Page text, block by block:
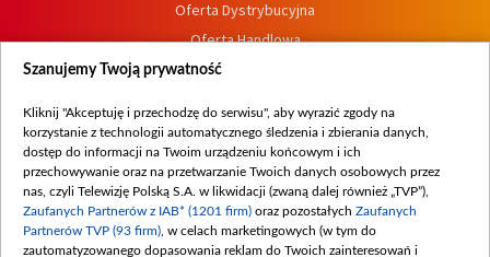
Oferta Dystrybucyjna
Oferta Handlowa
Dostępność
Procedura zgłoszeń wewnętrznych
Szanujemy Twoją prywatność
Kliknij "Akceptuję i przechodzę do serwisu", aby wyrazić zgody na
korzystanie z technologii automatycznego śledzenia i zbierania danych,
dostęp do informacji na Twoim urządzeniu końcowym i ich
przechowywanie oraz na przetwarzanie Twoich danych osobowych przez
nas, czyli Telewizję Polską S.A. w likwidacji (zwaną dalej również „TVP”),
Zaufanych Partnerów z IAB* (1201 firm) oraz pozostałych Zaufanych
Partnerów TVP (93 firm) , w celach marketingowych (w tym do
zautomatyzowanego dopasowania reklam do Twoich zainteresowań i